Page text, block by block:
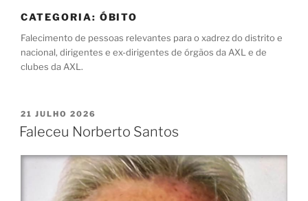
CATEGORIA: ÓBITO
Falecimento de pessoas relevantes para o xadrez do distrito e
nacional, dirigentes e ex-dirigentes de órgãos da AXL e de
clubes da AXL.
PUBLICADO
EM
21 JULHO 2026
Faleceu Norberto Santos